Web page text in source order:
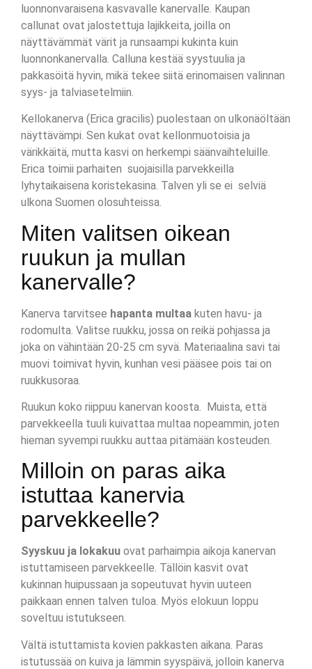
luonnonvaraisena kasvavalle kanervalle. Kaupan
callunat ovat jalostettuja lajikkeita, joilla on
näyttävämmät värit ja runsaampi kukinta kuin
luonnonkanervalla. Calluna kestää syystuulia ja
pakkasöitä hyvin, mikä tekee siitä erinomaisen valinnan
syys- ja talviasetelmiin.
Kellokanerva (Erica gracilis) puolestaan on ulkonäöltään
näyttävämpi. Sen kukat ovat kellonmuotoisia ja
värikkäitä, mutta kasvi on herkempi säänvaihteluille.
Erica toimii parhaiten suojaisilla parvekkeilla
lyhytaikaisena koristekasina. Talven yli se ei selviä
ulkona Suomen olosuhteissa.
Miten valitsen oikean
ruukun ja mullan
kanervalle?
Kanerva tarvitsee hapanta multaa kuten havu- ja
rodomulta. Valitse ruukku, jossa on reikä pohjassa ja
joka on vähintään 20-25 cm syvä. Materiaalina savi tai
muovi toimivat hyvin, kunhan vesi pääsee pois tai on
ruukkusoraa.
Ruukun koko riippuu kanervan koosta. Muista, että
parvekkeella tuuli kuivattaa multaa nopeammin, joten
hieman syvempi ruukku auttaa pitämään kosteuden.
Milloin on paras aika
istuttaa kanervia
parvekkeelle?
Syyskuu ja lokakuu ovat parhaimpia aikoja kanervan
istuttamiseen parvekkeelle. Tällöin kasvit ovat
kukinnan huipussaan ja sopeutuvat hyvin uuteen
paikkaan ennen talven tuloa. Myös elokuun loppu
soveltuu istutukseen.
Vältä istuttamista kovien pakkasten aikana. Paras
istutussää on kuiva ja lämmin syyspäivä, jolloin kanerva